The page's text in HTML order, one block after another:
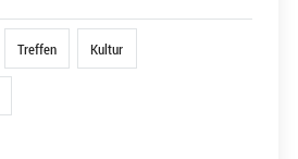
Treffen Kultur